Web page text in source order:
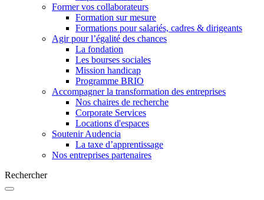
Former vos collaborateurs
Formation sur mesure
Formations pour salariés, cadres & dirigeants
Agir pour l’égalité des chances
La fondation
Les bourses sociales
Mission handicap
Programme BRIO
Accompagner la transformation des entreprises
Nos chaires de recherche
Corporate Services
Locations d'espaces
Soutenir Audencia
La taxe d’apprentissage
Nos entreprises partenaires
Rechercher